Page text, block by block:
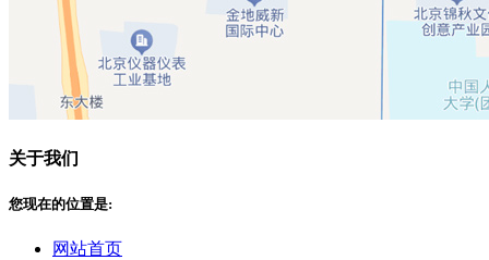
关于我们
您现在的位置是:
网站首页